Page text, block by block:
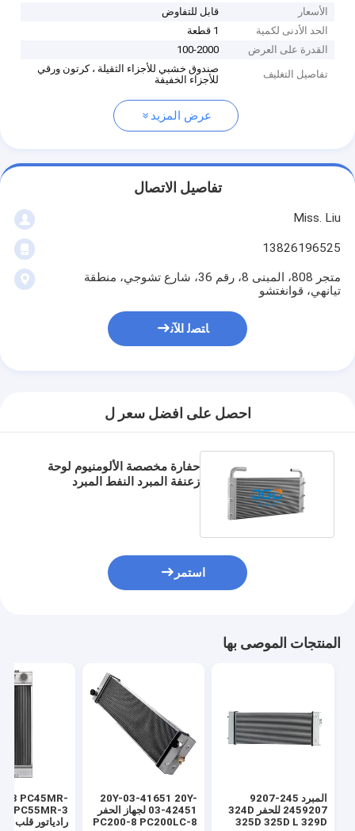
الأسعار
قابل للتفاوض
الحد الأدنى لكمية
1 قطعة
القدرة على العرض
100-2000
تفاصيل التغليف
صندوق خشبي للأجزاء الثقيلة ، كرتون ورقي
للأجزاء الخفيفة
عرض المزيد
تفاصيل الاتصال
Miss. Liu
13826196525
متجر 808، المبنى 8، رقم 36، شارع تشوجي، منطقة
تيانهي، قوانغتشو
ﺎﺘﺼﻟ ﺍﻶﻧ
احصل على افضل سعر ل
حفارة مخصصة الألومنيوم لوحة
زعنفة المبرد النفط المبرد
استمر
المنتجات الموصى بها
المبرد 245-9207
2459207 للحفر 324D
325D 325D L 329D
20Y-03-41651 20Y-
03-42451 لجهاز الحفر
PC200-8 PC200LC-8
3 PC45MR-